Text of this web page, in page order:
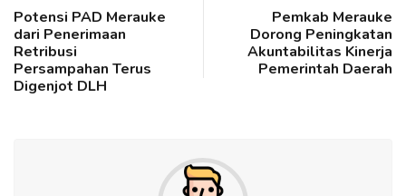
Potensi PAD Merauke
dari Penerimaan
Retribusi
Persampahan Terus
Digenjot DLH
Pemkab Merauke
Dorong Peningkatan
Akuntabilitas Kinerja
Pemerintah Daerah